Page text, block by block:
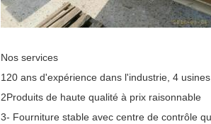
Nos services
120 ans d'expérience dans l'industrie, 4
2Produits de haute qualité à prix raisonnable
3- Fourniture stable avec centre de contrôle